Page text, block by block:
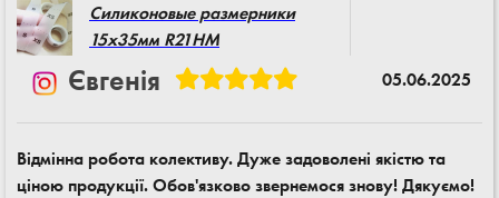
Силиконовые размерники
15x35мм R21HM
Євгенія 05.06.2025
Відмінна робота колективу. Дуже задоволені якістю та
ціною продукції. Обов'язково звернемося знову! Дякуємо!